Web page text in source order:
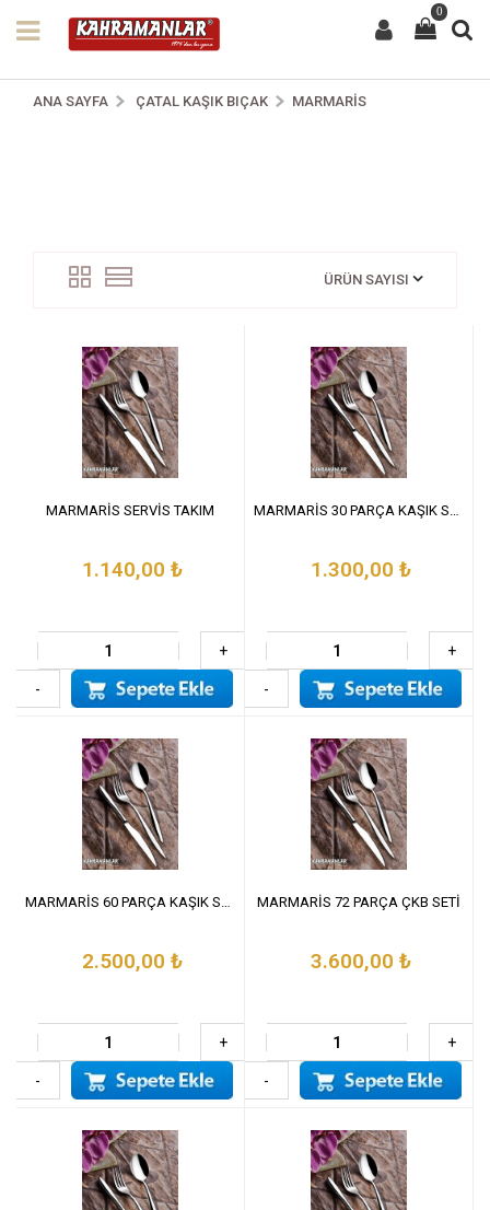
0
ANA SAYFA ÇATAL KAŞIK BIÇAK MARMARIS
MARMARİS SERVİS TAKIM
1.140,00 ₺
+
-
MARMARİS 30 PARÇA KAŞIK SET
1.300,00 ₺
+
-
MARMARİS 60 PARÇA KAŞIK SET
2.500,00 ₺
+
-
MARMARİS 72 PARÇA ÇKB SETİ
3.600,00 ₺
+
-